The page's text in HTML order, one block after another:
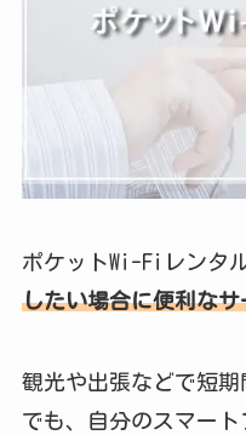
ポケットWi-Fiレンタル
したい場合に便利なサ
観光や出張などで短
でも、自分のスマー